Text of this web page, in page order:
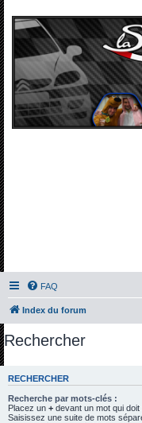
FAQ
Index du forum
Rechercher
RECHERCHER
Recherche par mots-clés :
Placez un + devant un mot qui
Saisissez une suite de mots